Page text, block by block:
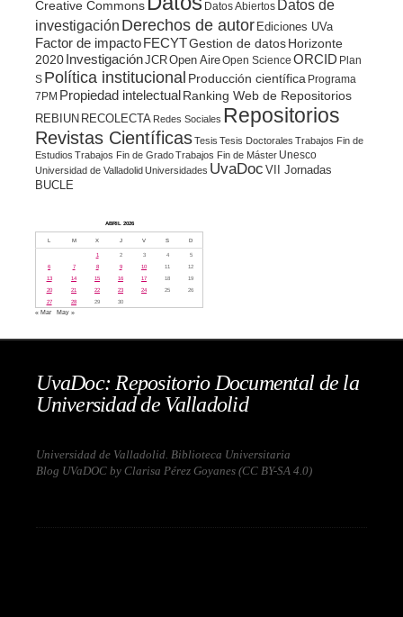
Creative Commons Datos Abiertos Datos de
investigación Derechos de autor Ediciones UVa
Factor de impacto FECYTGestion de datosHorizonte
2020 InvestigaciónJCROpen AireOpen Science ORCID Plan
S Política institucional Producción científica Programa
7PM Propiedad intelectualRanking Web de Repositorios
REBIUN RECOLECTA Redes Sociales Repositorios
Revistas CientíficasTesis Tesis Doctorales Trabajos Fin de
Estudios Trabajos Fin de GradoTrabajos Fin de Máster Unesco
Universidad de Valladolid Universidades UvaDoc VII Jornadas
BUCLE
ABRIL 2026
L M X J V S D
1 2 3 4
5
6
7 8 9 10 11
12
13
14 15 16 17 18
19
20
21 22 23 24 25
26
27
28 29 30
« Mar May »
UvaDoc: Repositorio Documental de la
Universidad de Valladolid
Universidad de Valladolid. Biblioteca Universitaria
Blog UVaDOC by Clarisa Pérez Goyanes (CC BY-SA 4.0)